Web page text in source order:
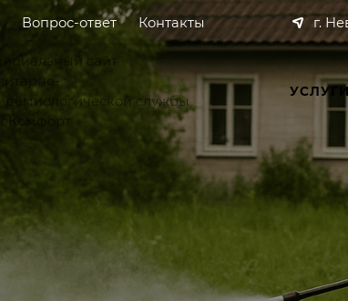
Вопрос-ответ Контакты г.
сайт
службы
УСЛУГИ